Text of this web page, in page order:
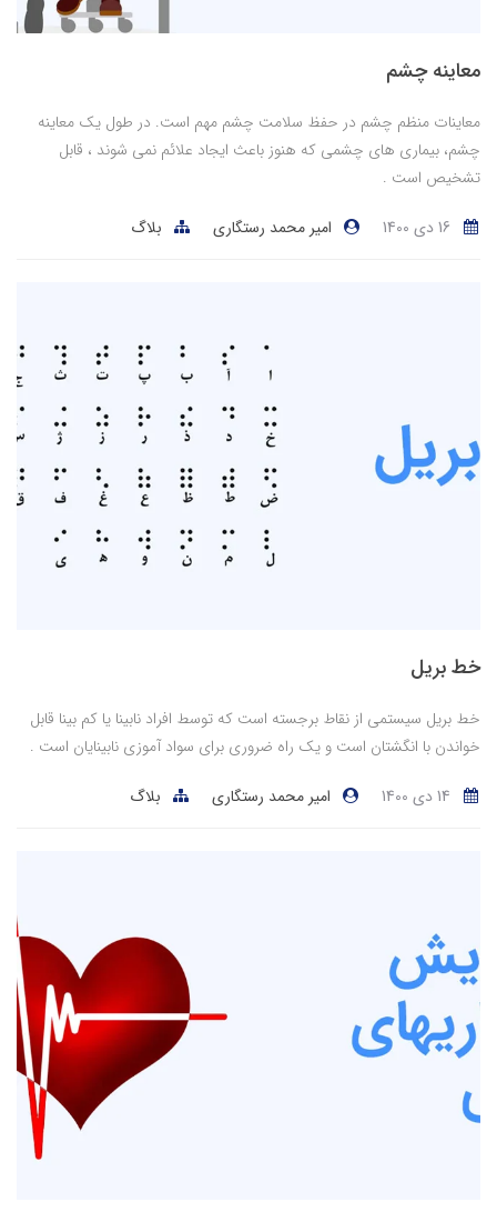
معاینه چشم
معاینات منظم چشم در حفظ سلامت چشم مهم است. در طول یک معاینه
چشم، بیماری های چشمی که هنوز باعث ایجاد علائم نمی شوند ، قابل
تشخیص است .
امیر محمد رستگاری بلاگ
خط بریل
خط بریل سیستمی از نقاط برجسته است که توسط افراد نابینا یا کم بینا قابل
خواندن با انگشتان است و یک راه ضروری برای سواد آموزی نابینایان است .
امیر محمد رستگاری بلاگ